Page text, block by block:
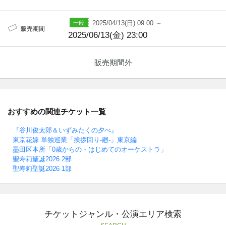
販売期間
2025/04/13(日) 09:00 ～
2025/06/13(金) 23:00
販売期間外
おすすめの関連チケット一覧
『谷川俊太郎＆いずみたくの夕べ』
東京花嫁 単独巡業「挨拶回り-廻-」東京編
墨田区本所「0歳からの・はじめてのオーケストラ」
聖寿莉聖誕2026 2部
聖寿莉聖誕2026 1部
チケットジャンル・公演エリア検索